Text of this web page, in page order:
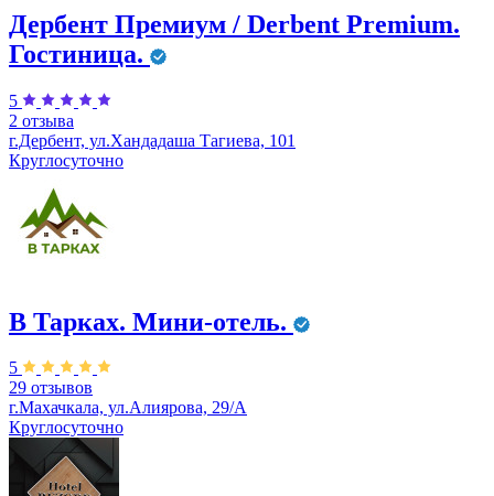
Дербент Премиум / Derbent Premium.
Гостиница.
5
2 отзыва
г.Дербент, ул.​Хандадаша Тагиева, 101
Круглосуточно
В Тарках. Мини-отель.
5
29 отзывов
г.Махачкала, ул.Алиярова, 29/А
Круглосуточно